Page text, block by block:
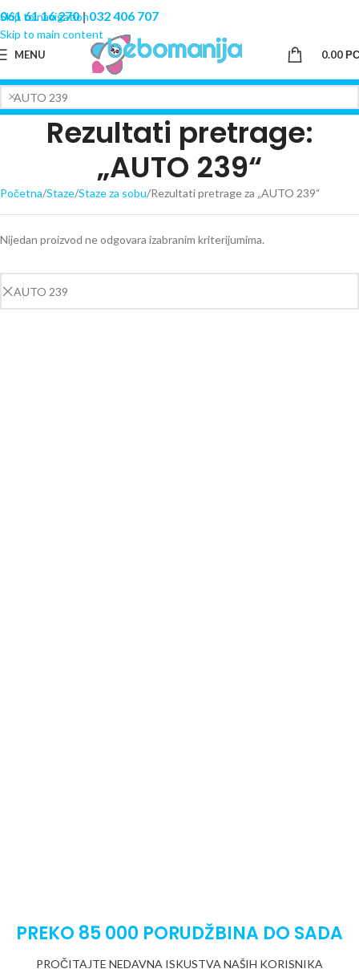
Skip to navigation
Skip to main content
061 61 16 270|032 406 707
MENU 0.00
Rezultati pretrage:
„AUTO 239“
Početna Staze Staze za sobu Rezultati pretrage za „AUTO 239“
Nijedan proizvod ne odgovara izabranim kriterijumima.
PREKO 85 000 PORUDŽBINA DO SADA
PROČITAJTE NEDAVNA ISKUSTVA NAŠIH KORISNIKA